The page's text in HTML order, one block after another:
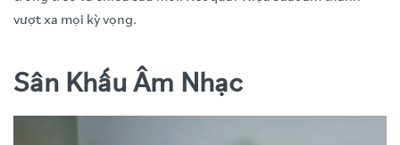
vượt xa mọi kỳ vọng.
Sân Khấu Âm Nhạc